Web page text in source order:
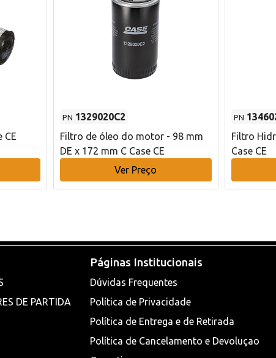
CE
PN 1329020C2
Filtro de óleo do motor - 98 mm
DE x 172 mm C Case CE
Ver Preço
PN
Filtro
Case CE
DE PARTIDA
Páginas Institucionais
Dúvidas Frequentes
Política de Privacidade
Política de Entrega e de Retirada
Política de Cancelamento e Devoluçao